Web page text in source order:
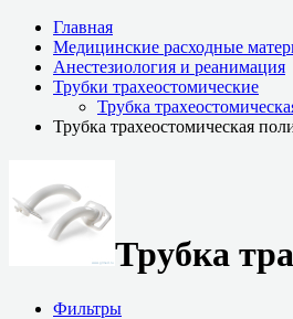
Главная
Медицинские расходные
Анестезиология и реанимация
Трубки трахеостомические
Трубка
Трубка трахеостомическая
Трубка
Фильтры